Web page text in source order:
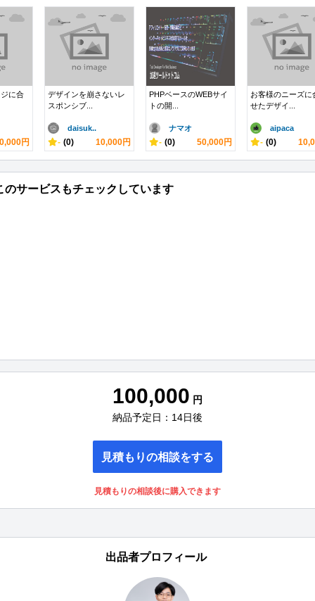
に合
円
デザインを崩さないレ
スポンシブ...
daisuk..
- (0) 10,000円
PHPベースのWEBサイ
トの開...
ナマオ
- (0) 50,000円
お客様のニーズに
せたデザイ...
aipaca
- (0)
サービスもチェックしています
100,000 円
納品予定日：14日後
見積もりの相談をする
見積もりの相談後に購入できます
出品者プロフィール